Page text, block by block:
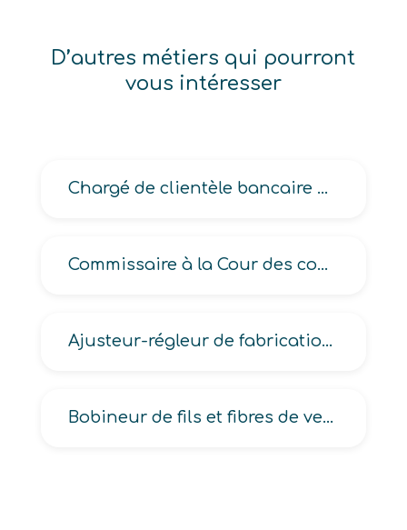
D’autres métiers qui pourront
vous intéresser
Chargé de clientèle bancaire grandes entreprises
Commissaire à la Cour des comptes
Ajusteur-régleur de fabrication en instruments d’optique
Bobineur de fils et fibres de verre